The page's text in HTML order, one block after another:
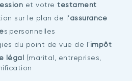
et votretestament
sur le plan de l’assurance
s personnelles
du point de vue de l’impôt
légal (marital, entreprises,